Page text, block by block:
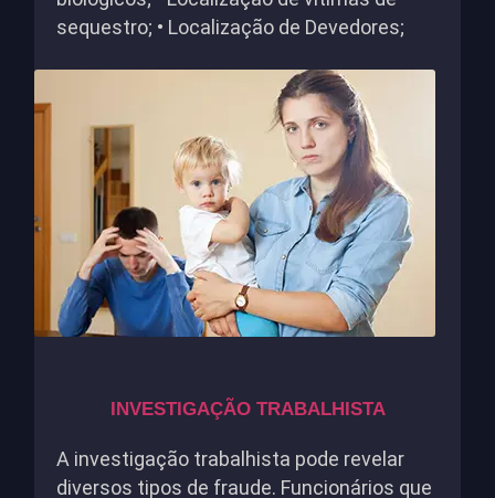
sequestro; • Localização de Devedores;
INVESTIGAÇÃO TRABALHISTA
A investigação trabalhista pode revelar
diversos tipos de fraude. Funcionários que